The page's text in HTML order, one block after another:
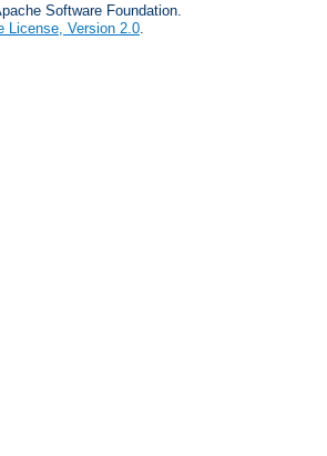
Software Foundation.
License, Version 2.0